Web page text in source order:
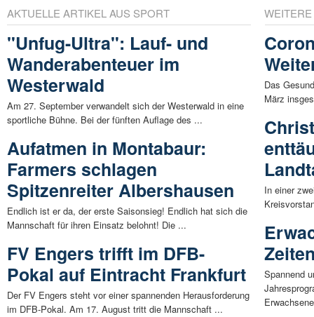
AKTUELLE ARTIKEL AUS SPORT
"Unfug-Ultra": Lauf- und
Wanderabenteuer im
Westerwald
Am 27. September verwandelt sich der Westerwald in eine
sportliche Bühne. Bei der fünften Auflage des ...
Aufatmen in Montabaur:
Farmers schlagen
Spitzenreiter Albershausen
Endlich ist er da, der erste Saisonsieg! Endlich hat sich die
Mannschaft für ihren Einsatz belohnt! Die ...
FV Engers trifft im DFB-
Pokal auf Eintracht Frankfurt
Der FV Engers steht vor einer spannenden Herausforderung
im DFB-Pokal. Am 17. August tritt die Mannschaft ...
Das
März
In einer
Spannend